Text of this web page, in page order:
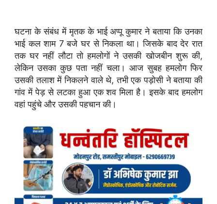
घटना के संबंध में मृतक के भाई अप्पू कुमार ने बताया कि उनका
भाई कल शाम 7 बजे घर से निकला था। जिसके बाद देर रात
तक घर नहीं लौटा तो हमलोगों ने उसकी खोजबीन शुरू की,
लेकिन उसका कुछ पता नहीं चला। आज सुबह हमलोग फिर
उसकी तलाश में निकलने वाले थे, तभी एक पड़ोसी ने बताया की
गांव में पेड़ से लटका हुआ एक शव मिला है। इसके बाद हमलोग
वहां पहुंचे और उसकी पहचान की।